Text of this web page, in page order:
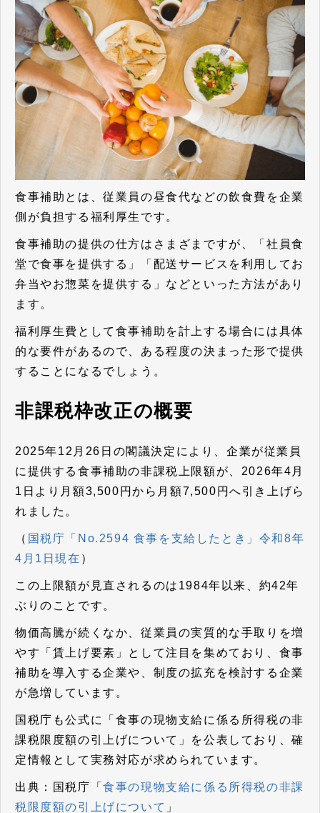
食事補助とは、従業員の昼食代などの飲食費を企業
側が負担する福利厚生です。
食事補助の提供の仕方はさまざまですが、「社員食
堂で食事を提供する」「配送サービスを利用してお
弁当やお惣菜を提供する」などといった方法があり
ます。
福利厚生費として食事補助を計上する場合には具体
的な要件があるので、ある程度の決まった形で提供
することになるでしょう。
非課税枠改正の概要
2025年12月26日の閣議決定により、企業が従業員
に提供する食事補助の非課税上限額が、2026年4月
1日より月額3,500円から月額7,500円へ引き上げら
れました。
（ 国税庁「No.2594 食事を支給したとき」令和8年
4月1日現在 ）
この上限額が見直されるのは1984年以来、約42年
ぶりのことです。
物価高騰が続くなか、従業員の実質的な手取りを増
やす「賃上げ要素」として注目を集めており、食事
補助を導入する企業や、制度の拡充を検討する企業
が急増しています。
国税庁も公式に「食事の現物支給に係る所得税の非
課税限度額の引上げについて」を公表しており、確
定情報として実務対応が求められています。
出典：国税庁「食事の現物支給に係る所得税の非課
税限度額の引上げについて 」